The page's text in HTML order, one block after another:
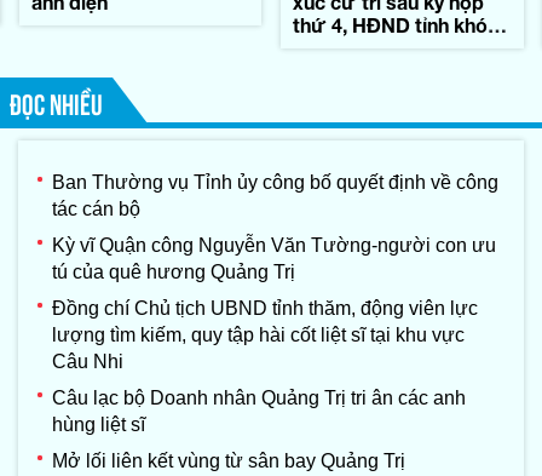
thứ 4, HĐND tỉnh khóa
ĐỌC NHIỀU
Ban Thường vụ Tỉnh ủy công bố quyết định về công
tác cán bộ
Kỳ vĩ Quận công Nguyễn Văn Tường-người con ưu
tú của quê hương Quảng Trị
Đồng chí Chủ tịch UBND tỉnh thăm, động viên lực
lượng tìm kiếm, quy tập hài cốt liệt sĩ tại khu vực
Câu Nhi
Câu lạc bộ Doanh nhân Quảng Trị tri ân các anh
hùng liệt sĩ
Mở lối liên kết vùng từ sân bay Quảng Trị